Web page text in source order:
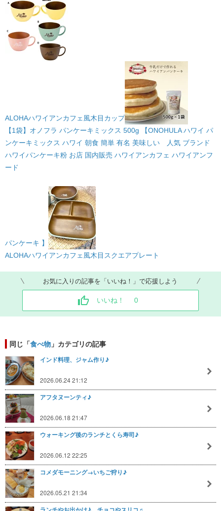
ALOHAハワイアンカフェ風木目カップ
【1袋】オノフラ パンケーキミックス 500g 【ONOHULA ハワイ パ
ンケーキミックス ハワイ 朝食 簡単 有名 美味しい 人気 ブランド
ハワイパンケーキ粉 お店 国内販売 ハワイアンカフェ ハワイアンフ
ード
パンケーキ 】
ALOHAハワイアンカフェ風木目スクエアプレート
お気に入りの記事を「いいね！」で応援しよう
いいね！ 0
同じ「食べ物 」カテゴリの記事
インド料理、ジャム作り♪
2026.06.24 21:12
アフタヌーンティ♪
2026.06.18 21:47
ウォーキング後のランチとくら寿司♪
2026.06.12 22:25
コメダモーニング→いちご狩り♪
2026.05.21 21:34